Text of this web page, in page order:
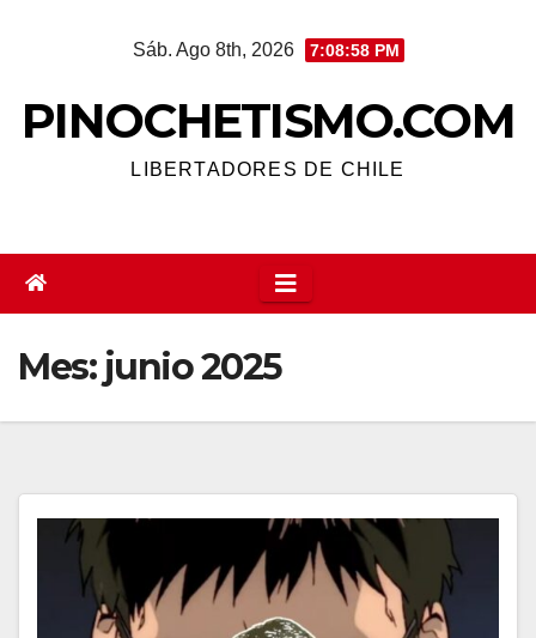
Sáb. Ago 8th, 2026 7:08:59 PM
PINOCHETISMO.COM
LIBERTADORES DE CHILE
Mes: junio 2025